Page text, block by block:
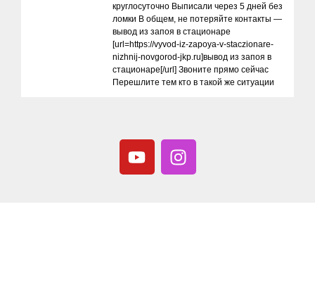
круглосуточно Выписали через 5 дней без
ломки В общем, не потеряйте контакты —
вывод из запоя в стационаре
[url=https://vyvod-iz-zapoya-v-staczionare-
nizhnij-novgorod-jkp.ru]вывод из запоя в
стационаре[/url] Звоните прямо сейчас
Перешлите тем кто в такой же ситуации